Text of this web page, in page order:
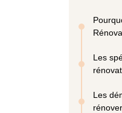
Les
Les